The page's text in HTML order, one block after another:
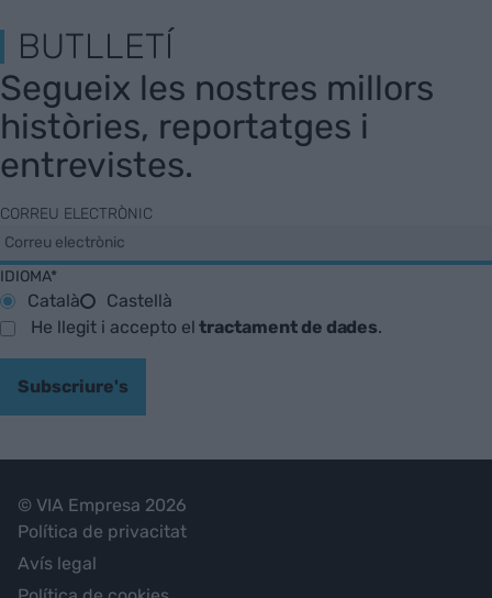
BUTLLETÍ
Segueix les nostres millors
històries, reportatges i
entrevistes.
CORREU ELECTRÒNIC
IDIOMA*
Català
Castellà
He llegit i accepto eltractament de dades.
Subscriure's
© VIA Empresa 2026
Política de privacitat
Avís legal